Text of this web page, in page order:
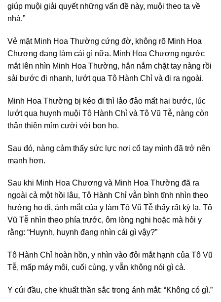
giúp muội giải quyết những vấn đề này, muội theo ta về
nhà.”
Vẻ mặt Minh Hoa Thường cứng đờ, không rõ Minh Hoa
Chương đang làm cái gì nữa. Minh Hoa Chương ngước
mắt lên nhìn Minh Hoa Thường, hắn nắm chặt tay nàng rồi
sải bước đi nhanh, lướt qua Tô Hành Chỉ và đi ra ngoài.
Minh Hoa Thường bị kéo đi thì lảo đảo mất hai bước, lúc
lướt qua huynh muội Tô Hành Chỉ và Tô Vũ Tễ, nàng còn
thân thiện mỉm cười với bọn họ.
Sau đó, nàng cảm thấy sức lực nơi cổ tay mình đã trở nên
mạnh hơn.
Sau khi Minh Hoa Chương và Minh Hoa Thường đã ra
ngoài cả một hồi lâu, Tô Hành Chỉ vẫn bình tĩnh nhìn theo
hướng họ đi, ánh mắt của y làm Tô Vũ Tễ thấy rất kỳ lạ. Tô
Vũ Tễ nhìn theo phía trước, ôm lòng nghi hoặc mà hỏi y
rằng: “Huynh, huynh đang nhìn cái gì vậy?”
Tô Hành Chỉ hoàn hồn, y nhìn vào đôi mắt hạnh của Tô Vũ
Tễ, mấp máy môi, cuối cùng, y vẫn không nói gì cả.
Y cúi đầu, che khuất thần sắc trong ánh mắt: “Không có gì.”